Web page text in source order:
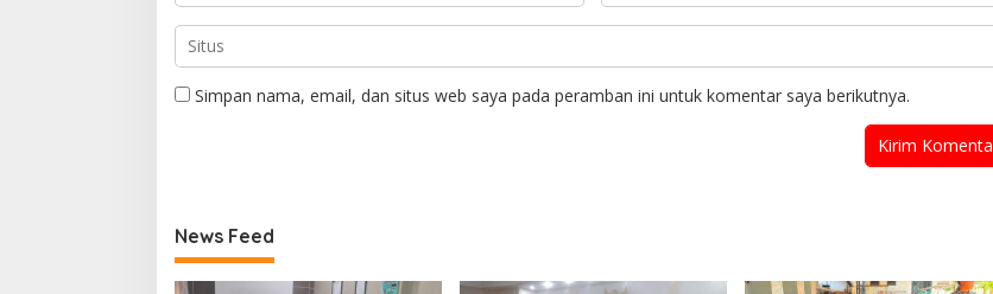
Simpan nama, email, dan situs web saya pada peramban ini untuk komentar saya berikutnya.
News Feed